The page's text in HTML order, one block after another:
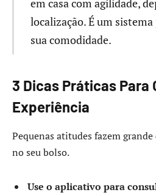
localização. É um sistema
sua comodidade.
3 Dicas Práticas Para
Experiência
Pequenas atitudes fazem
no seu bolso.
Use o aplicativo para